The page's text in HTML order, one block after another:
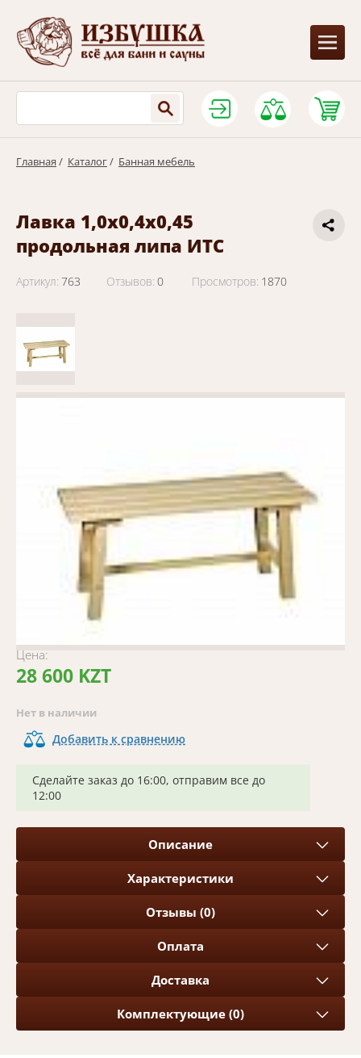
Главная / Каталог/ Банная мебель
Лавка 1,0х0,4х0,45
продольная липа ИТС
Артикул: 763 Отзывов: 0 Просмотров: 1870
Цена:
28 600 KZT
Нет в наличии
Добавить к сравнению
Сделайте заказ до 16:00, отправим все до
12:00
Описание
Характеристики
Отзывы (0)
Оплата
Доставка
Комплектующие (0)